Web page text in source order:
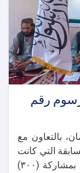
رقم
بالتعاون مع
التي كانت
قد نُظِّمت قبل مدة في مديرية دولت شاه، بمشاركة (٣٠٠)